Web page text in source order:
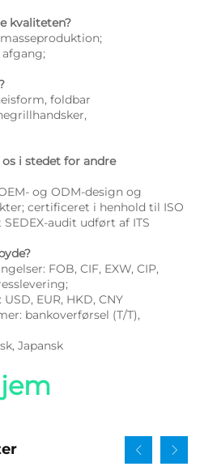
kvaliteten?
foldbar
i stedet for andre
og ODM-design og
certificeret i henhold til ISO
SEDEX-audit udført af ITS
FOB, CIF, EXW, CIP,
EUR, HKD, CNY
bankoverførsel (T/T),
Japansk